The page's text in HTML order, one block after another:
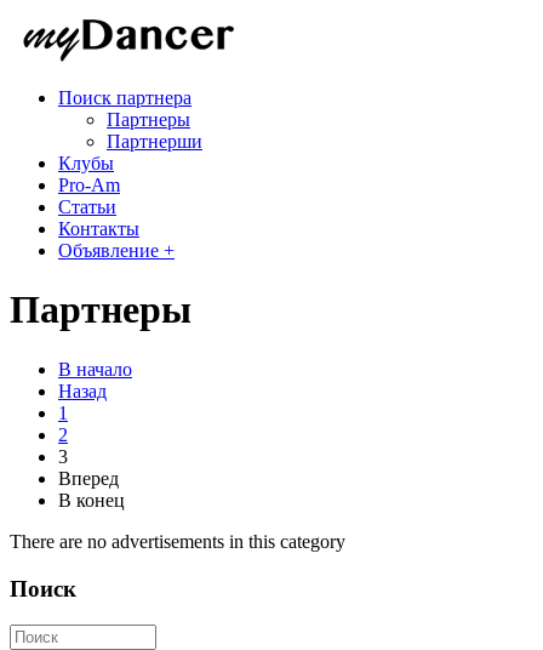
Поиск партнера
Партнеры
Партнерши
Клубы
Pro-Am
Статьи
Контакты
Объявление +
Партнеры
В начало
Назад
1
2
3
Вперед
В конец
There are no advertisements in this category
Поиск